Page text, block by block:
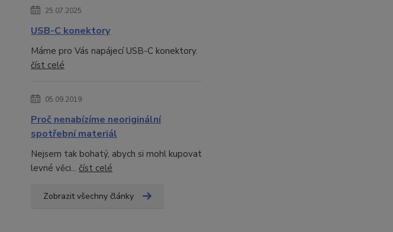
25.07.2025
USB-C konektory
Máme pro Vás napájecí USB-C konektory.
číst celé
05.09.2019
Proč nenabízíme neoriginální
spotřební materiál
Nejsem tak bohatý, abych si mohl kupovat
levné věci... číst celé
Zobrazit všechny články